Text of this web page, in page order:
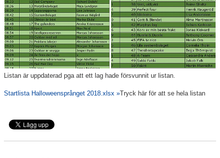
Våra lag
Matcher
Bildgalleri
Sponsorer
Grimsås IF styrdokument
GDPR
Listan är uppdaterad pga att ett lag hade försvunnit ur listan.
Startlista Halloweensprånget 2018.xlsx »Tryck här för att se hela listan